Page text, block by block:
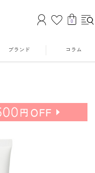
0
ブランド コラム